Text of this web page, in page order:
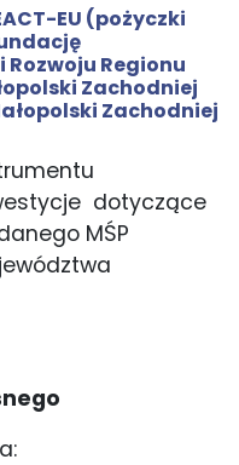
EU (pożyczki
Rozwoju Regionu
Zachodniej
Zachodniej
dotyczące
MŚP